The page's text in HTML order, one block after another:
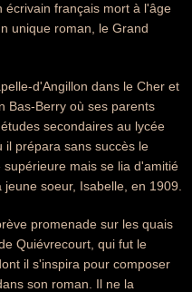
écrivain français mort à l'âge
unique roman, le Grand
d'Angillon dans le Cher et
Bas-Berry où ses parents
secondaires au lycée
il prépara sans succès le
mais se lia d'amitié
soeur, Isabelle, en 1909.
promenade sur les quais
Quiévrecourt, qui fut le
il s'inspira pour composer
son roman. Il ne la